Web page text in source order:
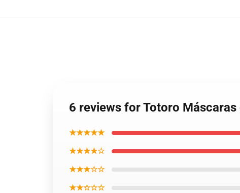
6 reviews for Totoro Máscaras
★★★★★
★★★★☆
★★★☆☆
★★☆☆☆